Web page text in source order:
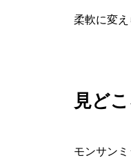
柔軟に変え
見ど
モンサン